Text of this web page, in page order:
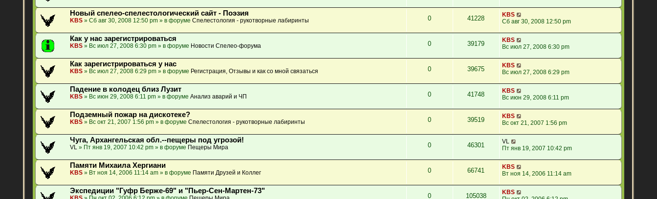
Новый спелео-спелестологический сайт - Поэзия
KBS » Сб авг 30, 2008 12:50 pm » в форумеСпелестология - рукотворные лабиринты 0 41228
KBS
Сб авг 30, 2008 12:50 pm
Как у нас зарегистрироваться
KBS » Вс июл 27, 2008 6:30 pm » в форуме Новости Спелео-форума 0 39179
KBS
Вс июл 27, 2008 6:30 pm
Как зарегистрироваться у нас
KBS » Вс июл 27, 2008 6:29 pm » в форуме Регистрация, Отзывы и как со мной связаться 0 39675
KBS
Вс июл 27, 2008 6:29 pm
Падение в колодец близ Лузит
KBS » Вс июн 29, 2008 6:11 pm » в форумеАнализ аварий и ЧП 0 41748
KBS
Вс июн 29, 2008 6:11 pm
Подземный пожар на дискотеке?
KBS » Вс окт 21, 2007 1:56 pm » в форумеСпелестология - рукотворные лабиринты 0 39519
KBS
Вс окт 21, 2007 1:56 pm
Чуга, Архангельская обл.--пещеры под угрозой!
VL » Пт янв 19, 2007 10:42 pm » в форуме Пещеры Мира 0 46301
VL
Пт янв 19, 2007 10:42 pm
Памяти Михаила Хергиани
KBS » Вт ноя 14, 2006 11:14 am » в форуме Памяти Друзей и Коллег 0 66741
KBS
Вт ноя 14, 2006 11:14 am
Экспедиции "Гуфр Берже-69" и "Пьер-Сен-Мартен-73"
0 105038
KBS